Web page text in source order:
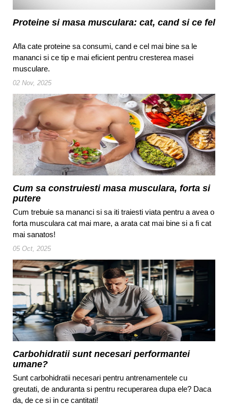
Proteine si masa musculara: cat, cand si ce fel
Afla cate proteine sa consumi, cand e cel mai bine sa le
mananci si ce tip e mai eficient pentru cresterea masei
musculare.
02 Nov, 2025
Cum sa construiesti masa musculara, forta si
putere
Cum trebuie sa mananci si sa iti traiesti viata pentru a avea o
forta musculara cat mai mare, a arata cat mai bine si a fi cat
mai sanatos!
05 Oct, 2025
Carbohidratii sunt necesari performantei
umane?
Sunt carbohidratii necesari pentru antrenamentele cu
greutati, de anduranta si pentru recuperarea dupa ele? Daca
da, de ce si in ce cantitati!